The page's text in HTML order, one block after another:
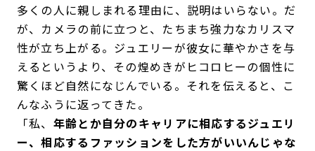
多くの人に親しまれる理由に、説明はいらない。だ
が、カメラの前に立つと、たちまち強力なカリスマ
性が立ち上がる。ジュエリーが彼女に華やかさを与
えるというより、その煌めきがヒコロヒーの個性に
驚くほど自然になじんでいる。それを伝えると、こ
んなふうに返ってきた。
「私、 年齢とか自分のキャリアに相応するジュエリ
ー、相応するファッションをした方がいいんじゃな